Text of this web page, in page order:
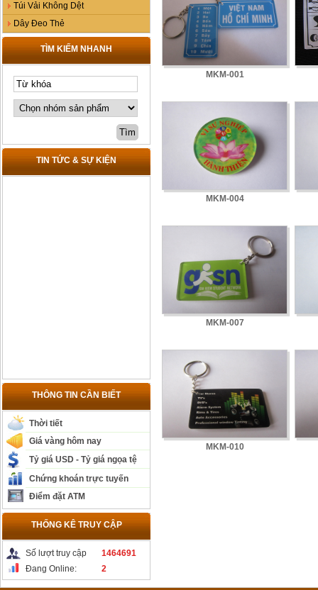
Túi Vải Không Dệt
Dây Đeo Thẻ
TÌM KIẾM NHANH
TIN TỨC & SỰ KIỆN
THÔNG TIN CẦN BIẾT
Thời tiết
Giá vàng hôm nay
Tỷ giá USD - Tỷ giá ngọa tệ
Chứng khoán trực tuyến
Điểm đặt ATM
THỐNG KÊ TRUY CẬP
Số lượt truy cập
1464691
Đang Online:
2
MKM-001
MKM-004
MKM-007
MKM-010